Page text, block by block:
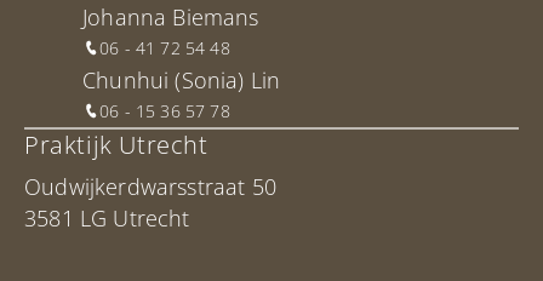
Johanna Biemans
06 - 41 72 54 48
Chunhui (Sonia) Lin
06 - 15 36 57 78
Praktijk Utrecht
Oudwijkerdwarsstraat 50
3581 LG Utrecht